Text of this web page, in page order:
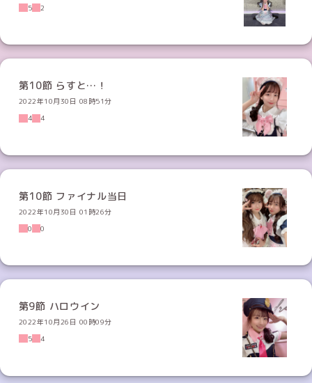
5
2
第10節 らすと…！
2022年10月30日 08時51分
4
4
第10節 ファイナル当日
2022年10月30日 01時26分
0
0
第9節 ハロウイン
2022年10月26日 00時09分
5
4